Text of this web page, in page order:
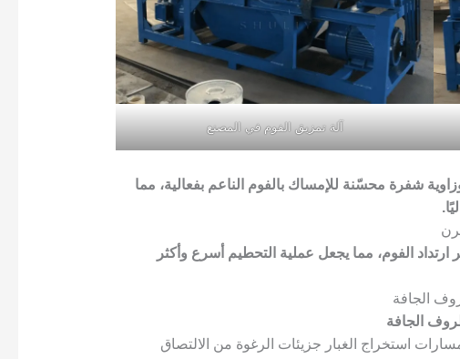
آلة تمزيق الفوم في المصنع
شفرة محسّنة للإمساك بالفوم الناعم بفعالية، مما
الفوم، مما يجعل عملية التحطيم أسرع وأكثر
الجافة
الجافة
استخراج الغبار جزيئات الرغوة من الالتصاق